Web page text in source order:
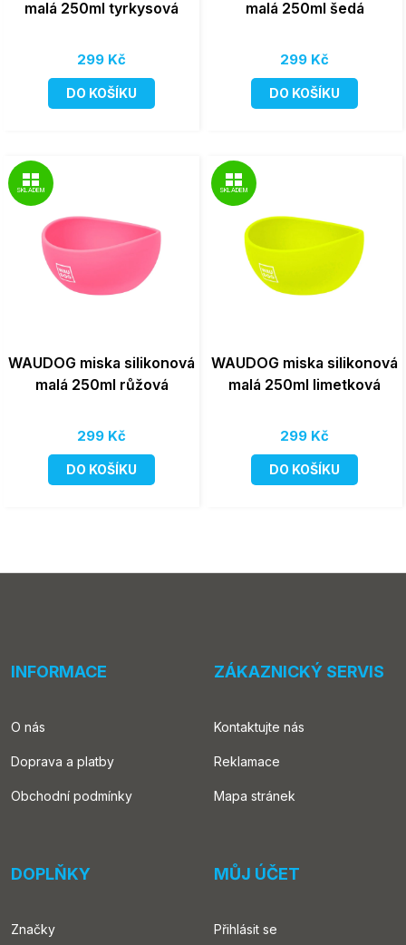
malá 250ml tyrkysová
299 Kč
DO KOŠÍKU
malá 250ml šedá
299 Kč
DO KOŠÍKU
SKLADEM
WAUDOG miska silikonová
malá 250ml růžová
299 Kč
DO KOŠÍKU
SKLADEM
WAUDOG miska silikonová
malá 250ml limetková
299 Kč
DO KOŠÍKU
INFORMACE
O nás
Doprava a platby
Obchodní podmínky
ZÁKAZNICKÝ SERVIS
Kontaktujte nás
Reklamace
Mapa stránek
DOPLŇKY
Značky
MŮJ ÚČET
Přihlásit se